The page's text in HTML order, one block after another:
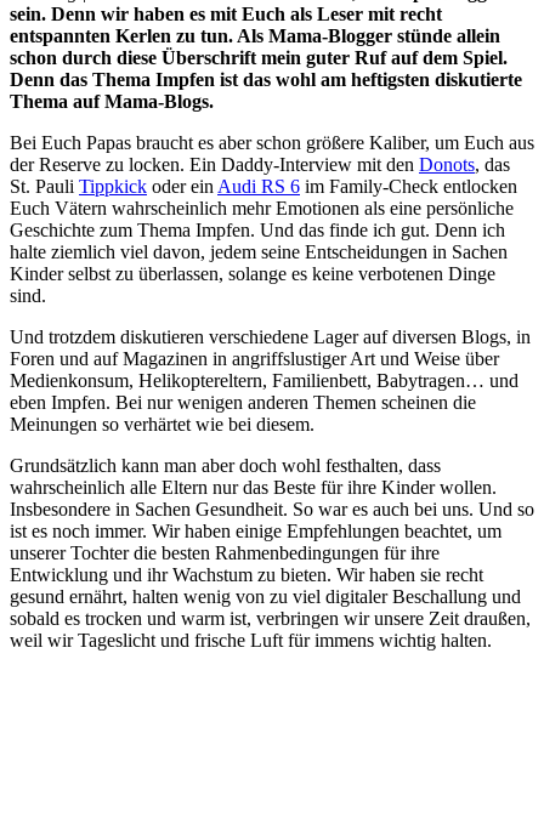
sein. Denn wir haben es mit Euch als Leser mit recht
entspannten Kerlen zu tun. Als Mama-Blogger stünde allein
schon durch diese Überschrift mein guter Ruf auf dem Spiel.
Denn das Thema Impfen ist das wohl am heftigsten diskutierte
Thema auf Mama-Blogs.
Bei Euch Papas braucht es aber schon größere Kaliber, um Euch aus
der Reserve zu locken. Ein Daddy-Interview mit den Donots, das
St. Pauli Tippkick oder ein Audi RS 6 im Family-Check entlocken
Euch Vätern wahrscheinlich mehr Emotionen als eine persönliche
Geschichte zum Thema Impfen. Und das finde ich gut. Denn ich
halte ziemlich viel davon, jedem seine Entscheidungen in Sachen
Kinder selbst zu überlassen, solange es keine verbotenen Dinge
sind.
Und trotzdem diskutieren verschiedene Lager auf diversen Blogs, in
Foren und auf Magazinen in angriffslustiger Art und Weise über
Medienkonsum, Helikoptereltern, Familienbett, Babytragen… und
eben Impfen. Bei nur wenigen anderen Themen scheinen die
Meinungen so verhärtet wie bei diesem.
Grundsätzlich kann man aber doch wohl festhalten, dass
wahrscheinlich alle Eltern nur das Beste für ihre Kinder wollen.
Insbesondere in Sachen Gesundheit. So war es auch bei uns. Und so
ist es noch immer. Wir haben einige Empfehlungen beachtet, um
unserer Tochter die besten Rahmenbedingungen für ihre
Entwicklung und ihr Wachstum zu bieten. Wir haben sie recht
gesund ernährt, halten wenig von zu viel digitaler Beschallung und
sobald es trocken und warm ist, verbringen wir unsere Zeit draußen,
weil wir Tageslicht und frische Luft für immens wichtig halten.